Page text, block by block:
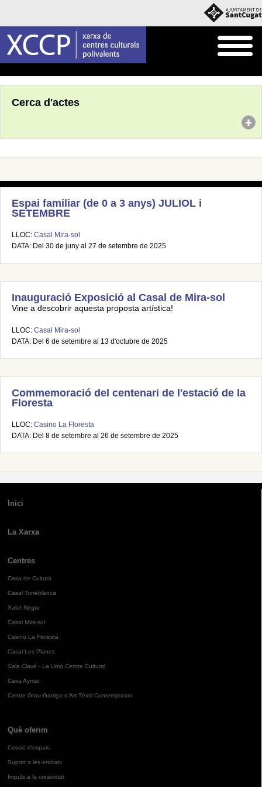
Cerca d'actes
Espai familiar (de 0 a 3 anys) JULIOL i
SETEMBRE
LLOC: Casal Mira-sol
DATA: Del 30 de juny al 27 de setembre de 2025
Inauguració Exposició al Casal de Mira-sol
Vine a descobrir aquesta proposta artística!
LLOC: Casal Mira-sol
DATA: Del 6 de setembre al 13 d'octubre de 2025
Commemoració del centenari de l'estació de la
Floresta
LLOC: Casino La Floresta
DATA: Del 8 de setembre al 26 de setembre de 2025
Inici
La Xarxa
Centres
Casa de Cultura
Casal Torreblanca
Xalet Negre
Casal Mira-sol
Casino La Floresta
Casal Les Planes
Sala Clavé - La Unió Centre Cultural
Casa Aymat
Centre Grau-Garriga d'Art Tèxtil Contemporani
Què oferim
Cessió d'espais
Suport a les entitats
Impuls a la creativitat